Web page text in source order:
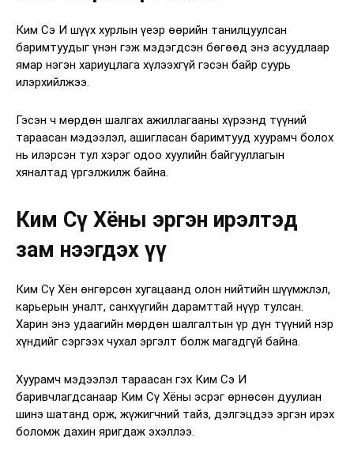
Ким Сэ И шүүх хурлын үеэр өөрийн танилцуулсан
баримтуудыг үнэн гэж мэдэгдсэн бөгөөд энэ асуудлаар
ямар нэгэн хариуцлага хүлээхгүй гэсэн байр суурь
илэрхийлжээ.
Гэсэн ч мөрдөн шалгах ажиллагааны хүрээнд түүний
тараасан мэдээлэл, ашигласан баримтууд хуурамч болох
нь илэрсэн тул хэрэг одоо хуулийн байгууллагын
хяналтад үргэлжилж байна.
Ким Сү Хёны эргэн ирэлтэд
зам нээгдэх үү
Ким Сү Хён өнгөрсөн хугацаанд олон нийтийн шүүмжлэл,
карьерын уналт, санхүүгийн дарамттай нүүр тулсан.
Харин энэ удаагийн мөрдөн шалгалтын үр дүн түүний нэр
хүндийг сэргээх чухал эргэлт болж магадгүй байна.
Хуурамч мэдээлэл тараасан гэх Ким Сэ И
баривчлагдсанаар Ким Сү Хёны эсрэг өрнөсөн дуулиан
шинэ шатанд орж, жүжигчний тайз, дэлгэцдээ эргэн ирэх
боломж дахин яригдаж эхэллээ.